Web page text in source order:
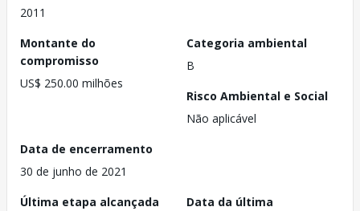
2011
Montante do
compromisso
US$ 250.00 milhões
Categoria ambiental
B
Risco Ambiental e Social
Não aplicável
Data de encerramento
30 de junho de 2021
Última etapa alcançada
Data da última